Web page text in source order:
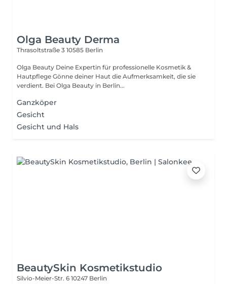
Olga Beauty Derma
Thrasoltstraße 3 10585 Berlin
Olga Beauty Deine Expertin für professionelle Kosmetik &
Hautpflege Gönne deiner Haut die Aufmerksamkeit, die sie
verdient. Bei Olga Beauty in Berlin...
Ganzköper
Gesicht
Gesicht und Hals
BeautySkin Kosmetikstudio
Silvio-Meier-Str. 6 10247 Berlin